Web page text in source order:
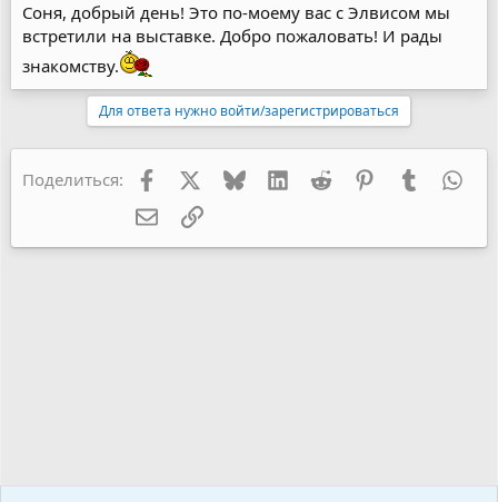
Соня, добрый день! Это по-моему вас с Элвисом мы
встретили на выставке. Добро пожаловать! И рады
знакомству.
Для ответа нужно войти/зарегистрироваться
Поделиться: Facebook BlueskyLinkedInReddit PinterestTumblr
Электронная почта
Ссылка